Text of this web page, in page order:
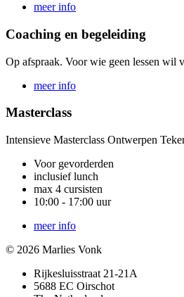
meer info
Coaching en begeleiding
Op afspraak. Voor wie geen lessen wil
meer info
Masterclass
Intensieve Masterclass Ontwerpen
Voor gevorderden
inclusief lunch
max 4 cursisten
10:00 - 17:00 uur
meer info
© 2026 Marlies Vonk
Rijkesluisstraat 21-21A
5688 EC Oirschot